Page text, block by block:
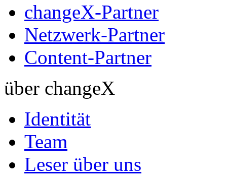
changeX-Partner
Netzwerk-Partner
Content-Partner
über changeX
Identität
Team
Leser über uns